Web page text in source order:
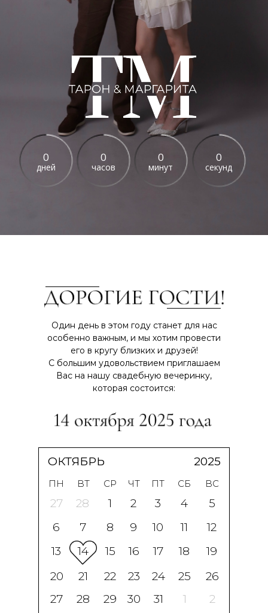
0
часов
0
минут
0
секунд
Один день в этом году станет для нас
особенно важным, и мы хотим провести
его в кругу близких и друзей!
С большим удовольствием приглашаем
Вас на нашу свадебную вечеринку,
которая состоится:
6
ОКТЯБРЬ
27
2025
28
12
ПН
29
5
ВС
СБ
ПТ
ЧТ
СР
ВТ
1
28
31
13
1
7
30
8 9 10
11
19
20
14 15 16 17
18
26
27
21 22 23 24
25
2
2 3 4